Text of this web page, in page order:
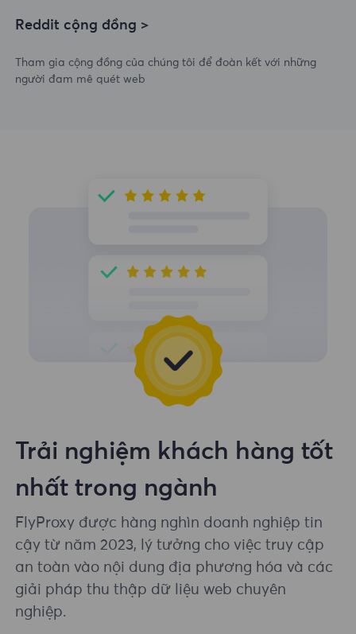
Reddit cộng đồng >
Tham gia cộng đồng của chúng tôi để đoàn kết với những
người đam mê quét web
Trải nghiệm khách hàng tốt
nhất trong ngành
FlyProxy được hàng nghìn doanh nghiệp tin
cậy từ năm 2023, lý tưởng cho việc truy cập
an toàn vào nội dung địa phương hóa và các
giải pháp thu thập dữ liệu web chuyên
nghiệp.